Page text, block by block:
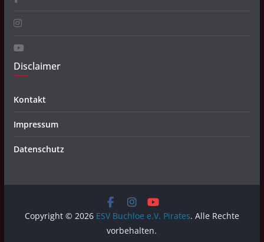
Disclaimer
Kontakt
Impressum
Datenschutz
Copyright © 2026 ESV Buchloe e.V. Pirates. Alle Rechte
vorbehalten.